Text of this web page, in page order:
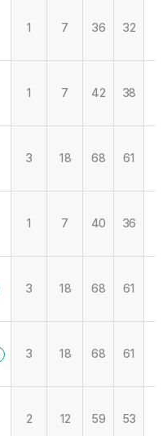
1 7 36 32
1 7 42 38
3 18 68 61
1 7 40 36
3 18 68 61
3 18 68 61
2 12 59 53